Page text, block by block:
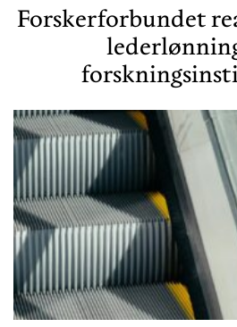
Forskerforbundet